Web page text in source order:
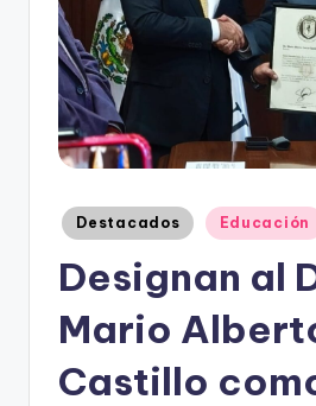
rr
Publicado
en
Destacados Educación
Designan al
Mario
Castillo